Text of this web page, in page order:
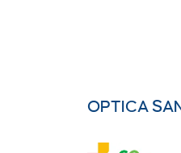
OPTICA